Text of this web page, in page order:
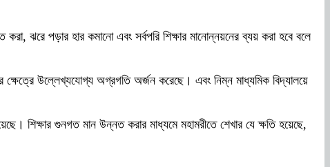
করা, ঝরে পড়ার হার কমানো এবং সর্বপরি শিক্ষার মানোন্নয়নের ব্যয় করা হবে বলে
ক্ষেত্রে উল্লেখ্যযোগ্য অগ্রগতি অর্জন করেছে। এবং নিম্ন মাধ্যমিক বিদ্যালয়ে
শিক্ষার গুনগত মান উন্নত করার মাধ্যমে মহামরীতে শেখার যে ক্ষতি হয়েছে,